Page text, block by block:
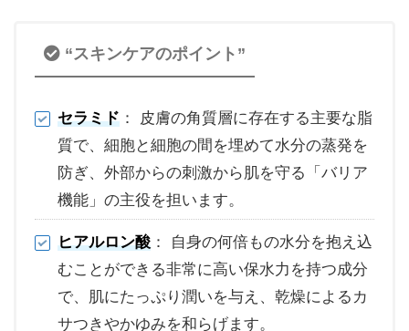
“スキンケアのポイント”
セラミド ： 皮膚の角質層に存在する主要な脂
質で、細胞と細胞の間を埋めて水分の蒸発を
防ぎ、外部からの刺激から肌を守る「バリア
機能」の主役を担います。
ヒアルロン酸 ： 自身の何倍もの水分を抱え込
むことができる非常に高い保水力を持つ成分
で、肌にたっぷり潤いを与え、乾燥によるカ
サつきやかゆみを和らげます。